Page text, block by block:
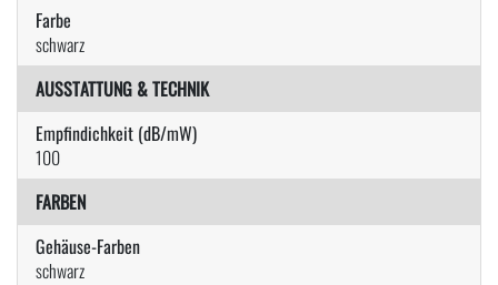
Farbe
schwarz
AUSSTATTUNG & TECHNIK
Empfindichkeit (dB/mW)
100
FARBEN
Gehäuse-Farben
schwarz